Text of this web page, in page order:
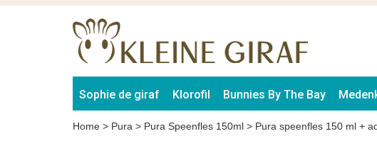
Sophie de giraf Klorofil Bunnies By The Bay
Home > Pura > Pura Speenfles 150ml > Pura speenfles 150 ml +